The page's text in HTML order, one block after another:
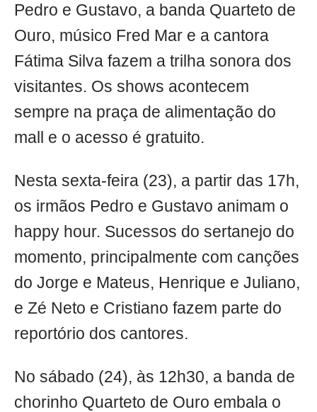
Pedro e Gustavo, a banda Quarteto de
Ouro, músico Fred Mar e a cantora
Fátima Silva fazem a trilha sonora dos
visitantes. Os shows acontecem
sempre na praça de alimentação do
mall e o acesso é gratuito.
Nesta sexta-feira (23), a partir das 17h,
os irmãos Pedro e Gustavo animam o
happy hour. Sucessos do sertanejo do
momento, principalmente com canções
do Jorge e Mateus, Henrique e Juliano,
e Zé Neto e Cristiano fazem parte do
reportório dos cantores.
No sábado (24), às 12h30, a banda de
chorinho Quarteto de Ouro embala o